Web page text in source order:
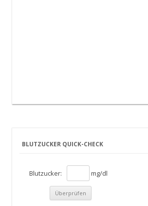
BLUTZUCKER QUICK-CHECK
Blutzucker: mg/dl